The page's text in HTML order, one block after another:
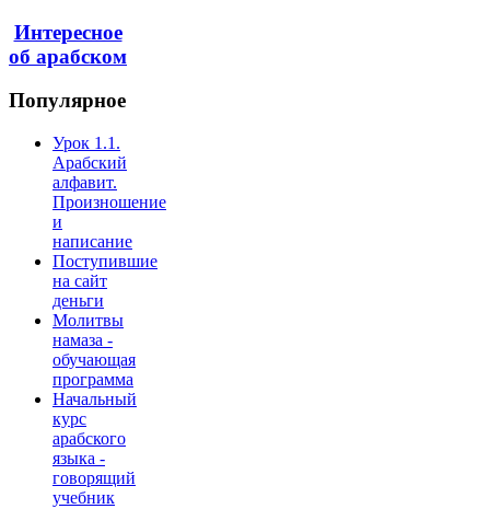
Интересное
об арабском
Популярное
Урок 1.1.
Арабский
алфавит.
Произношение
и
написание
Поступившие
на сайт
деньги
Молитвы
намаза -
обучающая
программа
Начальный
курс
арабского
языка -
говорящий
учебник